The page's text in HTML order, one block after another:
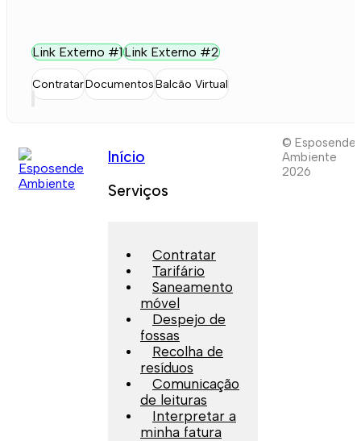
Link Externo #1Link Externo #2
ContratarDocumentosBalcão Virtual
Início
Serviços
Contratar
Tarifário
Saneamento
móvel
Despejo de
fossas
Recolha de
resíduos
Comunicação
de leituras
Interpretar a
minha fatura
© Esposende
Ambiente
2026